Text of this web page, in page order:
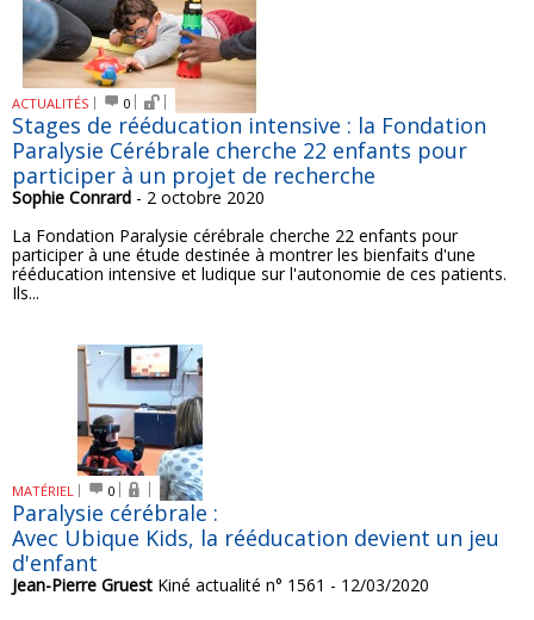
ACTUALITÉS 0
Stages de rééducation intensive : la Fondation
Paralysie Cérébrale cherche 22 enfants pour
participer à un projet de recherche
Sophie Conrard - 2 octobre 2020
La Fondation Paralysie cérébrale cherche 22 enfants pour
participer à une étude destinée à montrer les bienfaits d'une
rééducation intensive et ludique sur l'autonomie de ces patients.
Ils...
MATÉRIEL 0
Paralysie cérébrale :
Avec Ubique Kids, la rééducation devient un jeu
d'enfant
Jean-Pierre Gruest Kiné actualité n° 1561 - 12/03/2020